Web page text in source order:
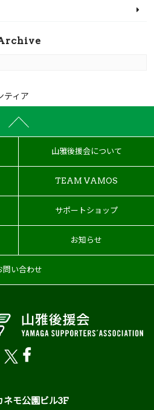
ティア
山雅後援会について
TEAM VAMOS
サポートショップ
お知らせ
問い合わせ
ネモ公園ビル3F